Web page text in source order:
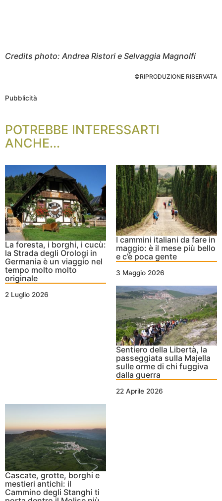
Credits photo: Andrea Ristori e Selvaggia Magnolfi
©RIPRODUZIONE RISERVATA
Pubblicità
POTREBBE INTERESSARTI
ANCHE...
La foresta, i borghi, i cucù:
la Strada degli Orologi in
Germania è un viaggio nel
tempo molto molto
originale
2 Luglio 2026
I cammini italiani da fare in
maggio: è il mese più bello
e c’è poca gente
3 Maggio 2026
Sentiero della Libertà, la
passeggiata sulla Majella
sulle orme di chi fuggiva
dalla guerra
22 Aprile 2026
Cascate, grotte, borghi e
mestieri antichi: il
Cammino degli Stanghi ti